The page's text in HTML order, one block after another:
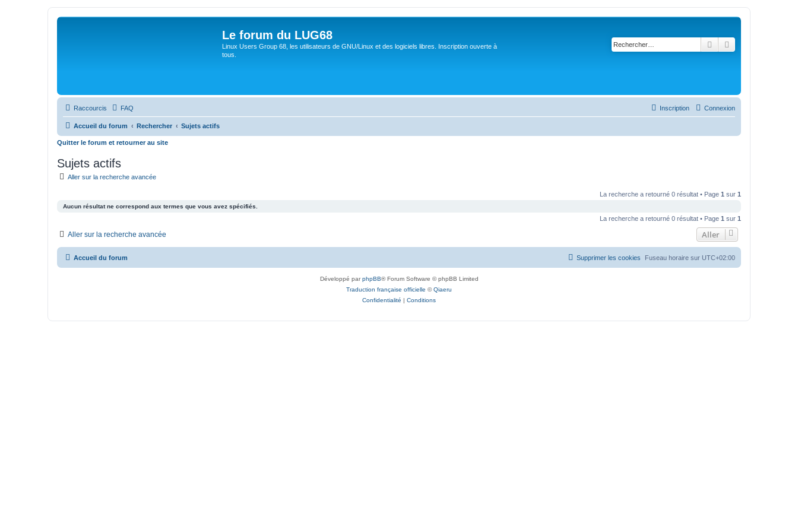
Le forum du LUG68
Linux Users Group 68, les utilisateurs de GNU/Linux et des logiciels libres. Inscription ouverte à
tous.
Rechercher
Raccourcis FAQ Connexion
Inscription
Accueil du forum Rechercher Sujets actifs
Quitter le forum et retourner au site
Sujets actifs
Aller sur la recherche avancée
La recherche a retourné 0 résultat • Page 1 sur 1
Aucun résultat ne correspond aux termes que vous avez spécifiés.
La recherche a retourné 0 résultat • Page 1 sur 1
Aller sur la recherche avancée Aller
Accueil du forum Fuseau horaire sur UTC+02:00
Supprimer les cookies
Développé parphpBB® Forum Software © phpBB Limited
Traduction française officielle ©Qiaeru
Confidentialité | Conditions